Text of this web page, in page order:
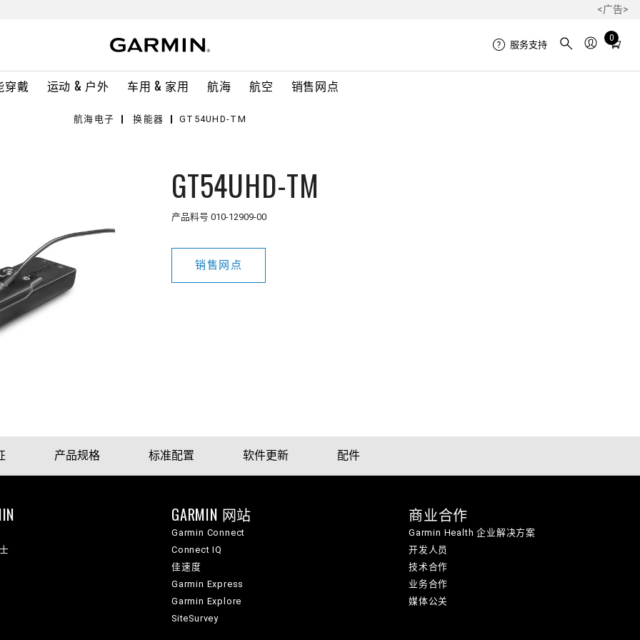
<广告>
穿戴 运动 & 户外 车用 & 家用 航海 航空 销售网点
服务支持
0
Total
in
航海电子 换能器 GT54UHD-TM
GT54UHD-TM
产品料号 010-12909-00
销售网点
产品规格 标准配置 软件更新 配件
GARMIN 网站
Garmin Connect
Connect IQ
佳速度
Garmin Express
Garmin Explore
SiteSurvey
商业合作
Garmin Health 企业解决方案
开发人员
技术合作
业务合作
媒体公关